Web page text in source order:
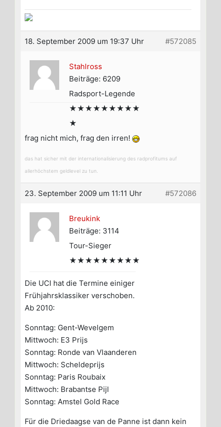
18. September 2009 um 19:37 Uhr #572085
Stahlross
Beiträge: 6209
Radsport-Legende
★★★★★★★★★
★
frag nicht mich, frag den irren!
das hat sicher mit der internationalisierung des radprofitums auf
allerhöchstem geldlevel zu tun.
23. September 2009 um 11:11 Uhr #572086
Breukink
Beiträge: 3114
Tour-Sieger
★★★★★★★★★
Die UCI hat die Termine einiger
Frühjahrsklassiker verschoben.
Ab 2010:
Sonntag: Gent-Wevelgem
Mittwoch: E3 Prijs
Sonntag: Ronde van Vlaanderen
Mittwoch: Scheldeprijs
Sonntag: Paris Roubaix
Mittwoch: Brabantse Pijl
Sonntag: Amstel Gold Race
Für die Driedaagse van de Panne ist dann kein